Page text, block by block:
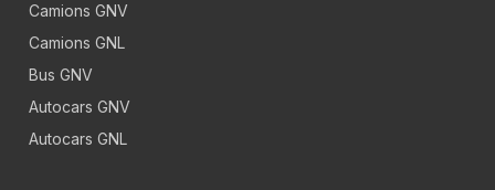
Camions GNV
Camions GNL
Bus GNV
Autocars GNV
Autocars GNL